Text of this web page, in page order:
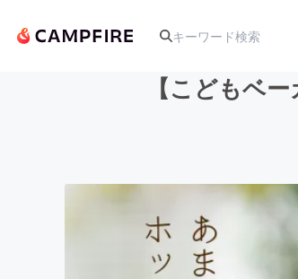
アート・写真
テクノロジー・ガジ
【こどもベ